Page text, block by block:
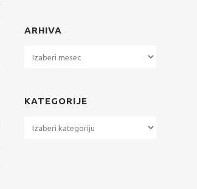
ARHIVA
Arhiva
KATEGORIJE
Kategorije